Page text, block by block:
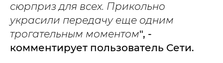
сюрприз для всех. Прикольно
украсили передачу еще одним
трогательным моментом", -
комментирует пользователь Сети.